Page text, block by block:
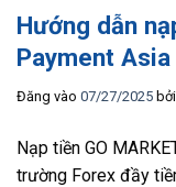
Hướng dẫn
Payment Asia
Đăng vào 07/27/2025 bởi
Nạp tiền GO
trường Forex đầy